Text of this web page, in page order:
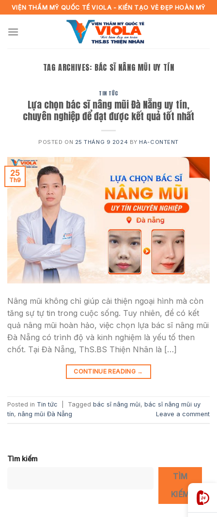
Skip
to
content
VIỆN THẨM MỸ QUỐC TẾ VIOLA - KIẾN TẠO VẺ ĐẸP HOÀN MỸ
TAG ARCHIVES: BÁC SĨ NÂNG MŨI UY TÍN
TIN TỨC
Lựa chọn bác sĩ nâng mũi Đà Nẵng uy tín,
chuyên nghiệp để đạt được kết quả tốt nhất
POSTED ON 25 THÁNG 9 2024 BY HA-CONTENT
25
Th9
Nâng mũi không chỉ giúp cải thiện ngoại hình mà còn
tăng sự tự tin trong cuộc sống. Tuy nhiên, để có kết
quả nâng mũi hoàn hảo, việc chọn lựa bác sĩ nâng mũi
Đà Nẵng có trình độ và kinh nghiệm là yếu tố then
chốt. Tại Đà Nẵng, ThS.BS Thiện Nhân là […]
CONTINUE READING →
Posted in Tin tức Tagged bác sĩ nâng mũi, bác sĩ nâng mũi uy
tín, nâng mũi Đà Nẵng Leave a comment
Tìm kiếm
TÌM
KIẾM